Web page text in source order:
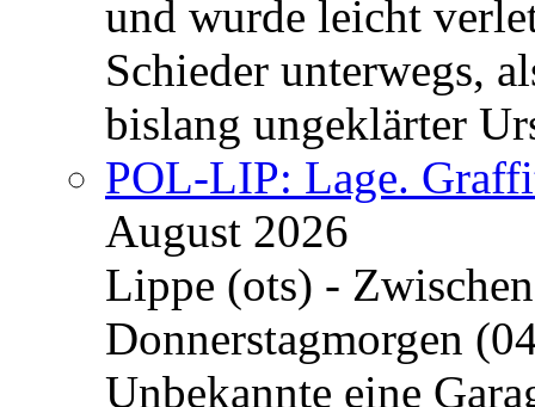
und wurde leicht
Schieder unterwegs,
bislang ungeklärter
POL-LIP: Lage.
August 2026
Lippe (ots) -
Donnerstagmorgen
Unbekannte eine